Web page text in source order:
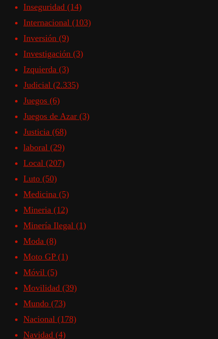
Inseguridad (14)
Internacional (103)
Inversión (9)
Investigación (3)
Izquierda (3)
Judicial (2.335)
Juegos (6)
Juegos de Azar (3)
Justicia (68)
laboral (29)
Local (207)
Luto (50)
Medicina (5)
Mineria (12)
Minería Ilegal (1)
Moda (8)
Moto GP (1)
Móvil (5)
Movilidad (39)
Mundo (73)
Nacional (178)
Navidad (4)